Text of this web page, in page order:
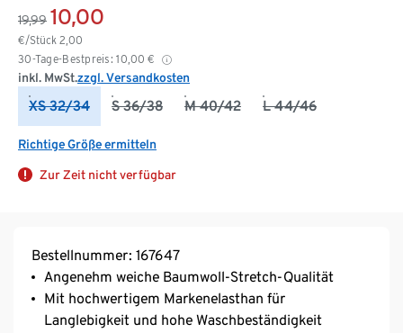
19,99 10,00
€/Stück 2,00
30-Tage-Bestpreis: 10,00 €
inkl. MwSt.zzgl. Versandkosten
XS 32/34 S 36/38 M 40/42 L 44/46
Richtige Größe ermitteln
Zur Zeit nicht verfügbar
Bestellnummer: 167647
Angenehm weiche Baumwoll-Stretch-Qualität
Mit hochwertigem Markenelasthan für
Langlebigkeit und hohe Waschbeständigkeit